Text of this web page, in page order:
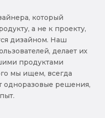
который
а не к проекту,
дизайном. Наш
делает их
продуктами
мы ищем, всегда
одноразовые решения,